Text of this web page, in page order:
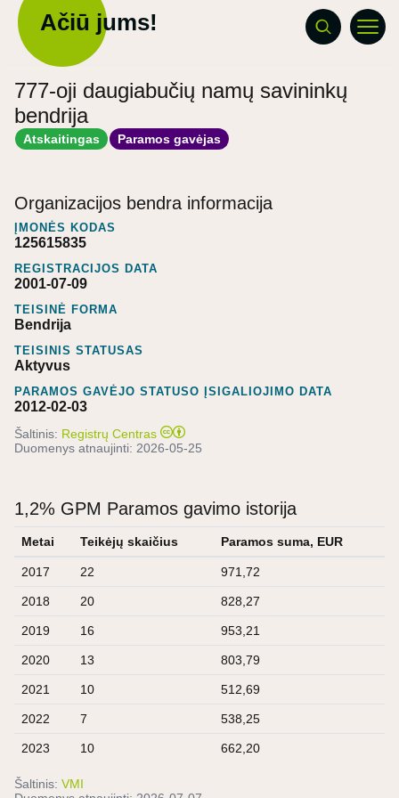
Ačiū jums!
777-oji daugiabučių namų savininkų
bendrija
Atskaitingas Paramos gavėjas
Organizacijos bendra informacija
ĮMONĖS KODAS
125615835
REGISTRACIJOS DATA
2001-07-09
TEISINĖ FORMA
Bendrija
TEISINIS STATUSAS
Aktyvus
PARAMOS GAVĖJO STATUSO ĮSIGALIOJIMO DATA
2012-02-03
Šaltinis: Registrų Centras
Duomenys atnaujinti: 2026-05-25
1,2% GPM Paramos gavimo istorija
Metai Teikėjų skaičius Paramos suma, EUR
2017 22 971,72
2018 20 828,27
2019 16 953,21
2020 13 803,79
2021 10 512,69
2022 7 538,25
2023 10 662,20
Šaltinis: VMI